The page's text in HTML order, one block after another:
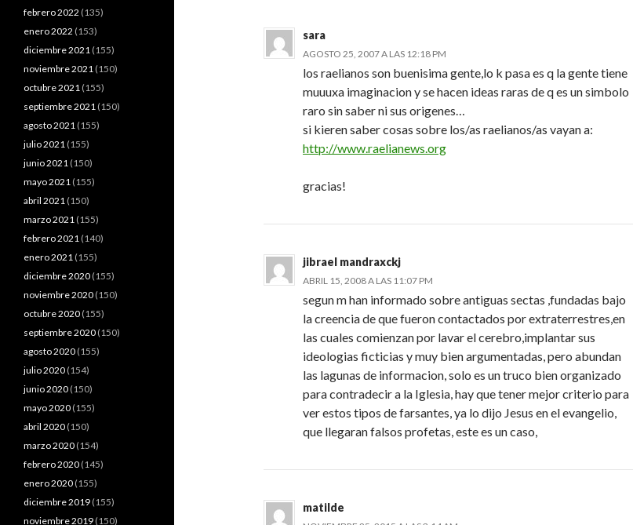
sara
AGOSTO 25, 2007 A LAS 12:18 PM
los raelianos son buenisima gente,lo k pasa es q la gente tiene
muuuxa imaginacion y se hacen ideas raras de q es un simbolo
raro sin saber ni sus origenes…
si kieren saber cosas sobre los/as raelianos/as vayan a:
http://www.raelianews.org
gracias!
jibrael mandraxckj
ABRIL 15, 2008 A LAS 11:07 PM
segun m han informado sobre antiguas sectas ,fundadas bajo
la creencia de que fueron contactados por extraterrestres,en
las cuales comienzan por lavar el cerebro,implantar sus
ideologias ficticias y muy bien argumentadas, pero abundan
las lagunas de informacion, solo es un truco bien organizado
para contradecir a la Iglesia, hay que tener mejor criterio para
ver estos tipos de farsantes, ya lo dijo Jesus en el evangelio,
que llegaran falsos profetas, este es un caso,
matilde
febrero 2022 (135)
enero 2022 (153)
diciembre 2021 (155)
noviembre 2021 (150)
octubre 2021 (155)
septiembre 2021 (150)
agosto 2021 (155)
julio 2021 (155)
junio 2021 (150)
mayo 2021 (155)
abril 2021 (150)
marzo 2021 (155)
febrero 2021 (140)
enero 2021 (155)
diciembre 2020 (155)
noviembre 2020 (150)
octubre 2020 (155)
septiembre 2020 (150)
agosto 2020 (155)
julio 2020 (154)
junio 2020 (150)
mayo 2020 (155)
abril 2020 (150)
marzo 2020 (154)
febrero 2020 (145)
enero 2020 (155)
diciembre 2019 (155)
noviembre 2019 (150)